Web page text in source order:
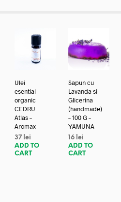
Ulei
esential
organic
CEDRU
Atlas –
Aromax
37 lei
ADD TO
CART
Sapun cu
Lavanda si
Glicerina
(handmade)
– 100 G –
YAMUNA
16 lei
ADD TO
CART